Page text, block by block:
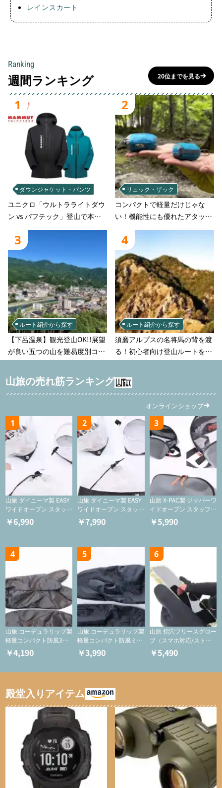
レインスカート
Ranking
週間ランキング 20位までを見る
1
ダウンジャケット・パンツ
ユニクロ「ウルトラライトダウ
ン vs パフテック」登山で本当
に使えるのはどっち？徹底比較
2
リュック・ザック
コンパクトで軽量だけじゃな
い！機能性にも優れたアタック
ザック-容量別おすすめアイテ
ムと選び方
3
ルート紹介から探す
【下呂温泉】観光登山OK!!展望
が良い五つの山を難易度別コー
スでご案
4
ルート紹介から探す
須磨アルプスの名将馬の背を渡
る！初心者向け登山ルートを難
易度別に紹介（更新）
山旅の売れ筋ランキング
オンラインショップ
1
山旅 ダイニーマ製 EASY
ワイドオープン スタッフ
サックS【巾着/ケース】
￥6,990
2
山旅 ダイニーマ製 EASY
ワイドオープン スタッフ
サックM【巾着/ケース】
￥7,990
3
山旅 X-PAC製 ジッパーワ
イドオープン スタッフサ
ック【ジッパーケース/
ケース/フードバッグ/コ
￥5,990
4
山旅 コーデュラリップ製
軽量コンパクト防風3つ
指ミトン【登山用グロー
ブ】
￥4,190
5
山旅 コーデュラリップ製
軽量コンパクト防風ミト
ン【登山用グローブ】
￥3,990
6
山旅 指穴フリースグロー
ブ（スマホ対応/ストレ
ッチ/登山用保温グロー
ブ)
￥5,490
殿堂入りアイテム